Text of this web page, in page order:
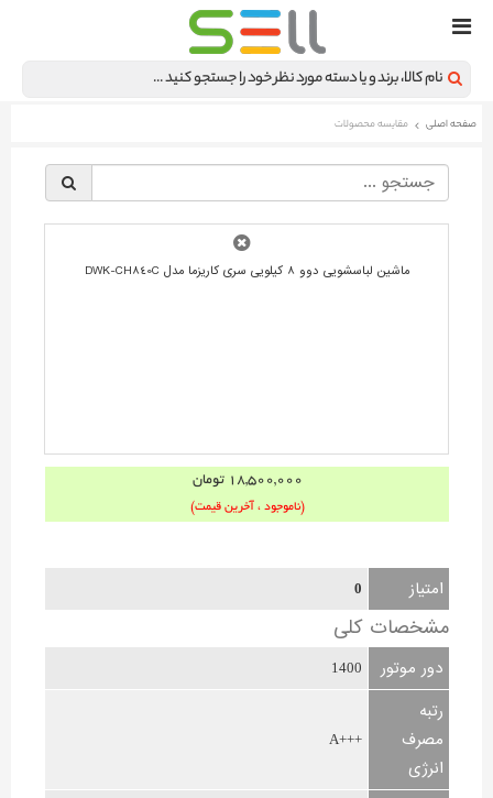
صفحه اصلی مقایسه محصولات
§
ماشین لباسشویی دوو 8 کیلویی سری کاریزما مدل DWK-CH840C
18,500,000 تومان
(ناموجود ، آخرین قیمت)
امتیاز 0
مشخصات کلی
دور موتور 1400
رتبه
مصرف
انرژی
+++A